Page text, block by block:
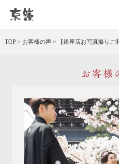
TOP > お客様の声 > 【銀座店お写真撮り